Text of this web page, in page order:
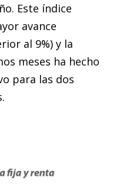
Este índice
avance
al 9%) y la
meses ha hecho
para las dos